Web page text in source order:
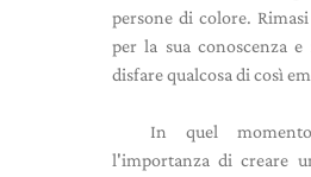
persone di colore.
per la sua conoscenza
disfare qualcosa di così
In quel
l'importanza di creare